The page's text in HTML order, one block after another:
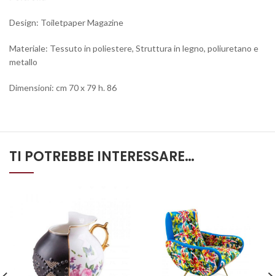
Design: Toiletpaper Magazine
Materiale: Tessuto in poliestere, Struttura in legno, poliuretano e
metallo
Dimensioni: cm 70 x 79 h. 86
TI POTREBBE INTERESSARE…